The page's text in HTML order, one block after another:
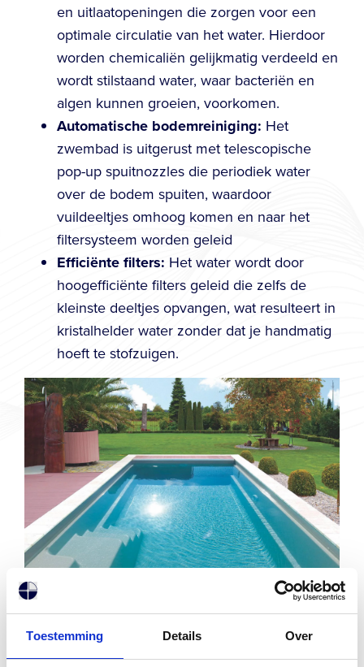
Toestemming Details Over
en uitlaatopeningen die zorgen voor een
optimale circulatie van het water. Hierdoor
worden chemicaliën gelijkmatig verdeeld en
wordt stilstaand water, waar bacteriën en
algen kunnen groeien, voorkomen.
Automatische bodemreiniging: Het
zwembad is uitgerust met telescopische
pop-up spuitnozzles die periodiek water
over de bodem spuiten, waardoor
vuildeeltjes omhoog komen en naar het
filtersysteem worden geleid
Efficiënte filters: Het water wordt door
hoogefficiënte filters geleid die zelfs de
kleinste deeltjes opvangen, wat resulteert in
kristalhelder water zonder dat je handmatig
hoeft te stofzuigen.
Voordelen van een zelfreinigend
zwembad